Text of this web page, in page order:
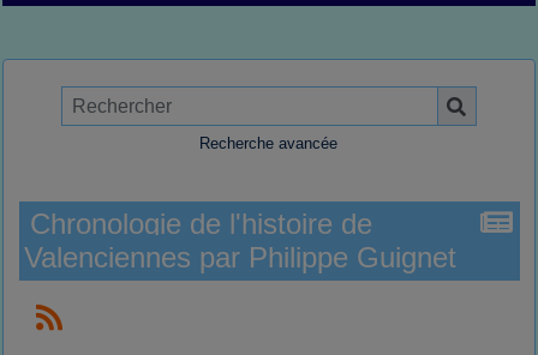
Recherche avancée
Chronologie de l'histoire de
Valenciennes par Philippe Guignet